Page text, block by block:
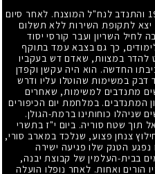
והתנדב לנח"ל המוצנח. לאחר סיום
יצא לתקופת השירות ללא תשלום
השריון ועבר קורסי יסוד
כך גם בצבא עמד בתוקף
להדר במצוות, שאדם דש בעקביו
החדשה. הוא היה עקשן וקפדן
דבק במשימות שהוטלו עליו ודרש
מתנדבים למשימות, שאחרים
במלחמת יום הכיפורים
כוחותינו ברמת-הגולן.
תוך שטח סוריה. ביום י"ז בתשרי
צנחן פצוע, שנלכד במארב סורי,
הטנק שלו פגיעה ישירה
בבית-העלמין של קבוצת יבנה,
הורים ואחות. לאחר נופלו הועלה